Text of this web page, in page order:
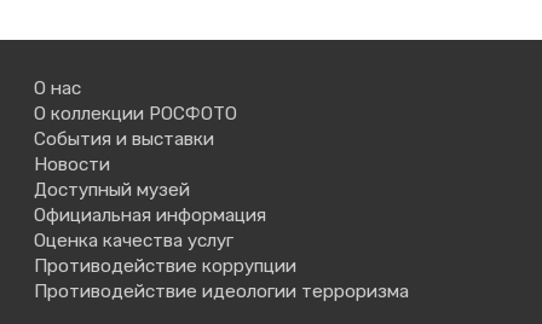
О нас
О коллекции РОСФОТО
События и выставки
Новости
Доступный музей
Официальная информация
Оценка качества услуг
Противодействие коррупции
Противодействие идеологии терроризма